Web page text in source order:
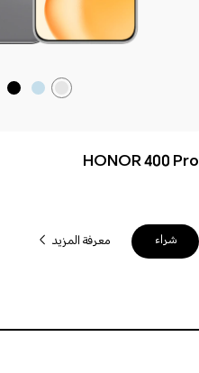
الرماديالأزرقأسود
HONOR 400 Pro
شراء معرفة المزيد